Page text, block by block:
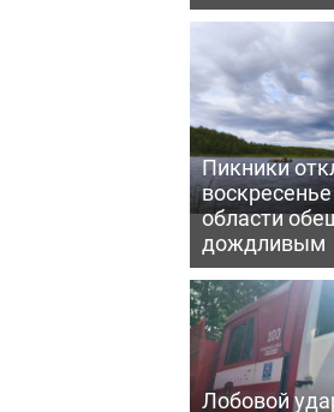
Пикники
области
дождливым
Лобовой